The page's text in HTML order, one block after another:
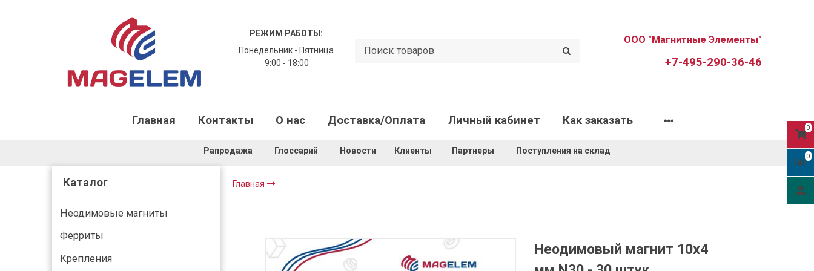
РЕЖИМ РАБОТЫ:
Понедельник - Пятница
9:00 - 18:00
ООО "Магнитные Элементы"
+7-495-290-36-46
Главная Контакты О нас Доставка/Оплата Личный кабинет Как заказать
Рапродажа Глоссарий Новости Клиенты Партнеры Поступления на склад
Каталог
Неодимовые магниты
Ферриты
Крепления
Главная
Неодимовый магнит 10х4
0
0